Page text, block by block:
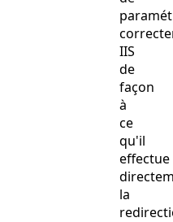
IIS
de
façon
à
ce
qu'il
effectue
la